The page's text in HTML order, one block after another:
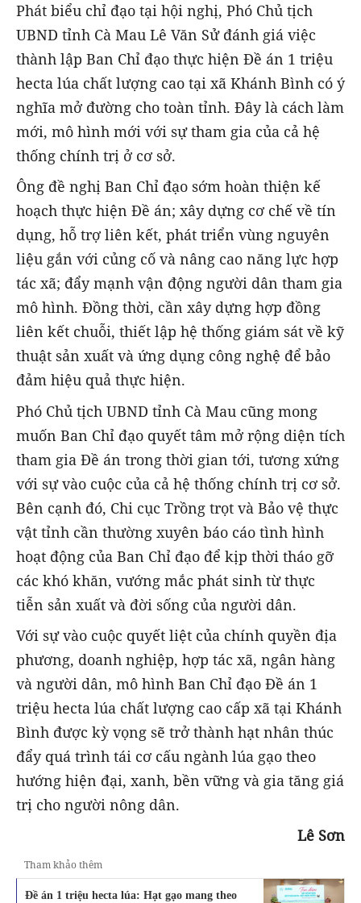
Phát biểu chỉ đạo tại hội nghị, Phó Chủ tịch
UBND tỉnh Cà Mau Lê Văn Sử đánh giá việc
thành lập Ban Chỉ đạo thực hiện Đề án 1 triệu
hecta lúa chất lượng cao tại xã Khánh Bình có ý
nghĩa mở đường cho toàn tỉnh. Đây là cách làm
mới, mô hình mới với sự tham gia của cả hệ
thống chính trị ở cơ sở.
Ông đề nghị Ban Chỉ đạo sớm hoàn thiện kế
hoạch thực hiện Đề án; xây dựng cơ chế về tín
dụng, hỗ trợ liên kết, phát triển vùng nguyên
liệu gắn với củng cố và nâng cao năng lực hợp
tác xã; đẩy mạnh vận động người dân tham gia
mô hình. Đồng thời, cần xây dựng hợp đồng
liên kết chuỗi, thiết lập hệ thống giám sát về kỹ
thuật sản xuất và ứng dụng công nghệ để bảo
đảm hiệu quả thực hiện.
Phó Chủ tịch UBND tỉnh Cà Mau cũng mong
muốn Ban Chỉ đạo quyết tâm mở rộng diện tích
tham gia Đề án trong thời gian tới, tương xứng
với sự vào cuộc của cả hệ thống chính trị cơ sở.
Bên cạnh đó, Chi cục Trồng trọt và Bảo vệ thực
vật tỉnh cần thường xuyên báo cáo tình hình
hoạt động của Ban Chỉ đạo để kịp thời tháo gỡ
các khó khăn, vướng mắc phát sinh từ thực
tiễn sản xuất và đời sống của người dân.
Với sự vào cuộc quyết liệt của chính quyền địa
phương, doanh nghiệp, hợp tác xã, ngân hàng
và người dân, mô hình Ban Chỉ đạo Đề án 1
triệu hecta lúa chất lượng cao cấp xã tại Khánh
Bình được kỳ vọng sẽ trở thành hạt nhân thúc
đẩy quá trình tái cơ cấu ngành lúa gạo theo
hướng hiện đại, xanh, bền vững và gia tăng giá
trị cho người nông dân.
Lê Sơn
Tham khảo thêm
Đề án 1 triệu hecta lúa: Hạt gạo mang theo